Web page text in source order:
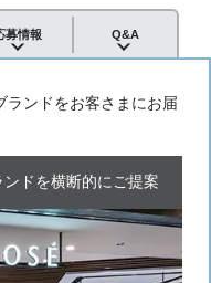
募情報 Q&A
ランドをお客さまにお届
ドを横断的にご提案